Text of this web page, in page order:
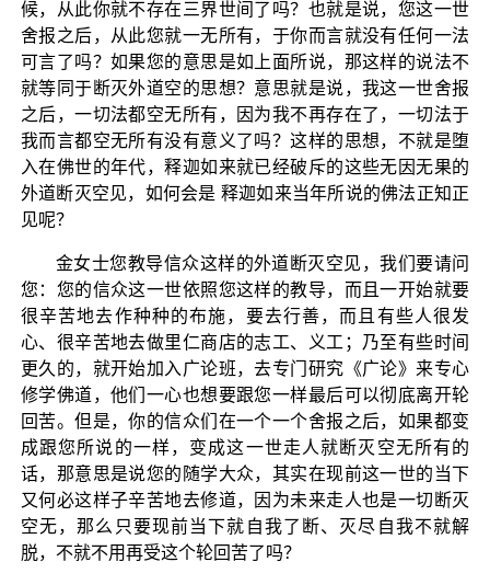
候，从此你就不存在三界世间了吗？也就是说，您这一世
舍报之后，从此您就一无所有，于你而言就没有任何一法
可言了吗？如果您的意思是如上面所说，那这样的说法不
就等同于断灭外道空的思想？意思就是说，我这一世舍报
之后，一切法都空无所有，因为我不再存在了，一切法于
我而言都空无所有没有意义了吗？这样的思想，不就是堕
入在佛世的年代，释迦如来就已经破斥的这些无因无果的
外道断灭空见，如何会是 释迦如来当年所说的佛法正知正
见呢？
金女士您教导信众这样的外道断灭空见，我们要请问
您：您的信众这一世依照您这样的教导，而且一开始就要
很辛苦地去作种种的布施，要去行善，而且有些人很发
心、很辛苦地去做里仁商店的志工、义工；乃至有些时间
更久的，就开始加入广论班，去专门研究《广论》来专心
修学佛道，他们一心也想要跟您一样最后可以彻底离开轮
回苦。但是，你的信众们在一个一个舍报之后，如果都变
成跟您所说的一样，变成这一世走人就断灭空无所有的
话，那意思是说您的随学大众，其实在现前这一世的当下
又何必这样子辛苦地去修道，因为未来走人也是一切断灭
空无，那么只要现前当下就自我了断、灭尽自我不就解
脱，不就不用再受这个轮回苦了吗？